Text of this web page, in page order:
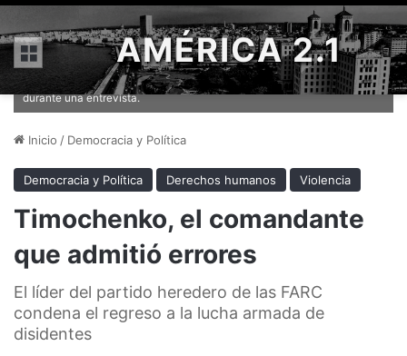
Menú AMÉRICA 2.1
Rodrigo Londoño Echeverri, conocido como 'Timochenko', habla
durante una entrevista.
Inicio / Democracia y Política
Democracia y Política Derechos humanos Violencia
Timochenko, el comandante
que admitió errores
El líder del partido heredero de las FARC
condena el regreso a la lucha armada de
disidentes